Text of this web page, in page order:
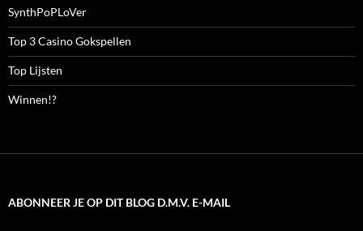
SynthPoPLoVer
Top 3 Casino Gokspellen
Top Lijsten
Winnen!?
ABONNEER JE OP DIT BLOG D.M.V. E-MAIL